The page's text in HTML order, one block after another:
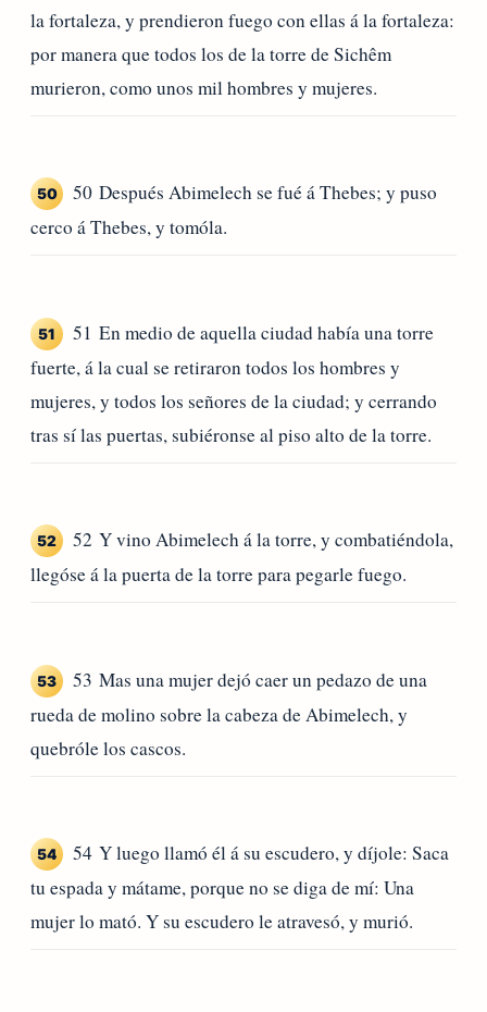
la fortaleza, y prendieron fuego con ellas á la fortaleza:
por manera que todos los de la torre de Sichêm
murieron, como unos mil hombres y mujeres.
50
50 Después Abimelech se fué á Thebes; y puso
cerco á Thebes, y tomóla.
51
51 En medio de aquella ciudad había una torre
fuerte, á la cual se retiraron todos los hombres y
mujeres, y todos los señores de la ciudad; y cerrando
tras sí las puertas, subiéronse al piso alto de la torre.
52
52 Y vino Abimelech á la torre, y combatiéndola,
llegóse á la puerta de la torre para pegarle fuego.
53
53 Mas una mujer dejó caer un pedazo de una
rueda de molino sobre la cabeza de Abimelech, y
quebróle los cascos.
54
54 Y luego llamó él á su escudero, y díjole: Saca
tu espada y mátame, porque no se diga de mí: Una
mujer lo mató. Y su escudero le atravesó, y murió.